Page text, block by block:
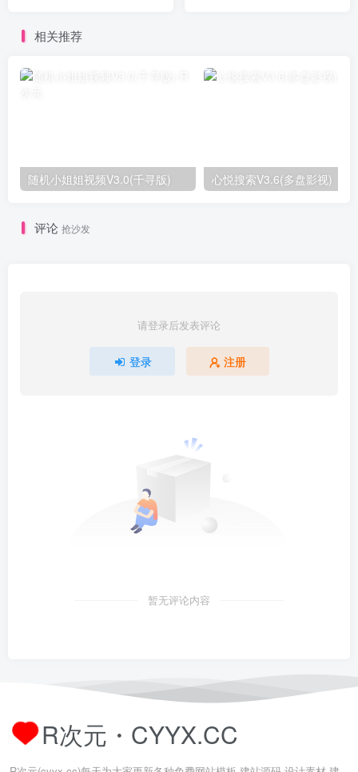
相关推荐
随机小姐姐视频V3.0(千寻版) 心悦搜索V3.6(多盘影视)
评论 抢沙发
请登录后发表评论
登录 注册
暂无评论内容
R次元・CYYX.CC